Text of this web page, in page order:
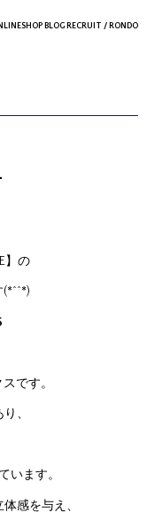
BLOG RECRUIT / RONDO
】の
です。
、
います。
感を与え、